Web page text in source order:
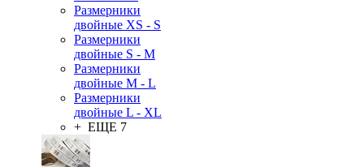
Размерники
двойные XS - S
Размерники
двойные S - M
Размерники
двойные M - L
Размерники
двойные L - XL
+ ЕЩЕ 7